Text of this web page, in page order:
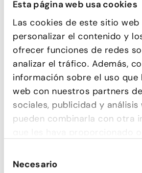
Esta página web usa cookies
Las cookies de este sitio web
personalizar el contenido y
ofrecer funciones de redes
analizar el tráfico. Además,
información sobre el uso que
web con nuestros partners
sociales, publicidad y análisis
pueden combinarla con otra
de sus servicios.
deNecesario